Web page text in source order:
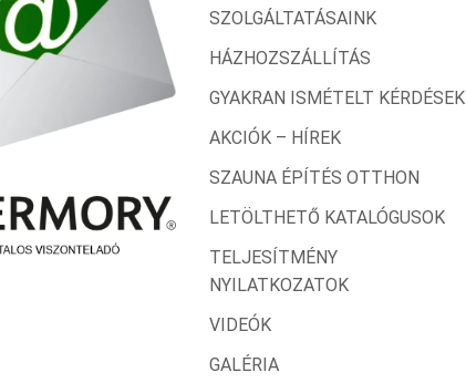
SZOLGÁLTATÁSAINK
HÁZHOZSZÁLLÍTÁS
GYAKRAN ISMÉTELT KÉRDÉSEK
AKCIÓK – HÍREK
SZAUNA ÉPÍTÉS OTTHON
LETÖLTHETŐ KATALÓGUSOK
TELJESÍTMÉNY
NYILATKOZATOK
VIDEÓK
GALÉRIA